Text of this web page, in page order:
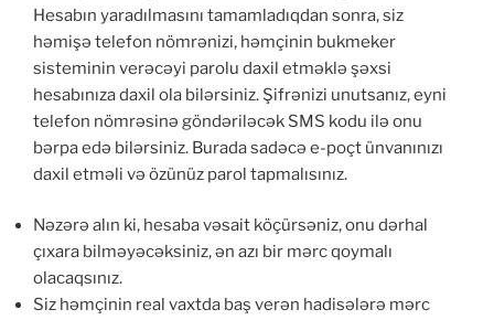
Hesabın yaradılmasını tamamladıqdan sonra, siz
həmişə telefon nömrənizi, həmçinin bukmeker
sisteminin verəcəyi parolu daxil etməklə şəxsi
hesabınıza daxil ola bilərsiniz. Şifrənizi unutsanız, eyni
telefon nömrəsinə göndəriləcək SMS kodu ilə onu
bərpa edə bilərsiniz. Burada sadəcə e-poçt ünvanınızı
daxil etməli və özünüz parol tapmalısınız.
Nəzərə alın ki, hesaba vəsait köçürsəniz, onu dərhal
çıxara bilməyəcəksiniz, ən azı bir mərc qoymalı
olacaqsınız.
Siz həmçinin real vaxtda baş verən hadisələrə mərc